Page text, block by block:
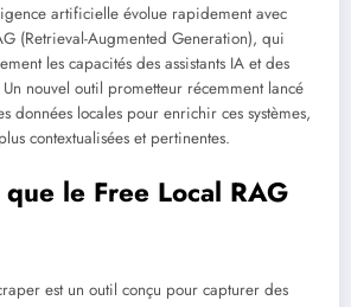
artificielle évolue rapidement avec
(Retrieval-Augmented Generation), qui
les capacités des assistants IA et des
nouvel outil prometteur récemment lancé
données locales pour enrichir ces systèmes,
contextualisées et pertinentes.
que le Free Local RAG
est un outil conçu pour capturer des